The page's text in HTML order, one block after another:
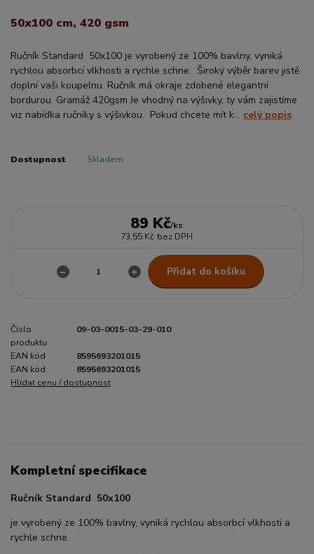
50x100 cm, 420 gsm
Ručník Standard 50x100 je vyrobený ze 100% bavlny, vyniká
rychlou absorbcí vlkhosti a rychle schne. Široký výběr barev jistě
doplní vaši koupelnu. Ručník má okraje zdobené elegantní
bordurou. Gramáž 420gsm Je vhodný na výšivky, ty vám zajistíme
viz nabídka ručníky s výšivkou. Pokud chcete mít k... celý popis
Dostupnost Skladem
89 Kč/ks
73,55 Kč bez DPH
Přidat do košíku
Číslo
produktu:
09-03-0015-03-29-010
EAN kód:
8595693201015
EAN kód:
8595693201015
Hlídat cenu / dostupnost
Kompletní specifikace
Ručník Standard 50x100
je vyrobený ze 100% bavlny, vyniká rychlou absorbcí vlkhosti a
rychle schne.